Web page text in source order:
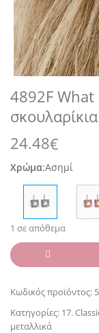
4892F What
24.48€
Χρώμα:Ασημί
1 σε απόθεμα
Κωδικός προϊόντος:
Κατηγορίες: 17.
μεταλλικά